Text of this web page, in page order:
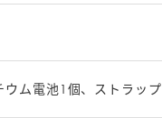
ム電池1個、ストラップ